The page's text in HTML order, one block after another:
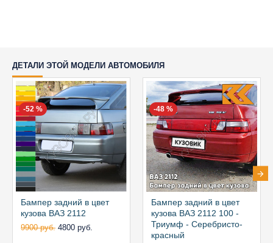
ДЕТАЛИ ЭТОЙ МОДЕЛИ АВТОМОБИЛЯ
-52 %
Бампер задний в цвет
кузова ВАЗ 2112
9900 руб. 4800 руб.
-48 %
Бампер задний в цвет
кузова ВАЗ 2112 100 -
Триумф - Серебристо-
красный